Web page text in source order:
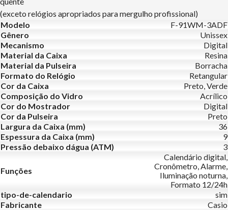
(exceto relógios apropriados para mergulho profissional)
Modelo
F-91WM-3ADF
Gênero
Unissex
Mecanismo
Digital
Material da Caixa
Resina
Material da Pulseira
Borracha
Formato do Relógio
Retangular
Cor da Caixa
Preto, Verde
Composição do Vidro
Acrílico
Cor do Mostrador
Digital
Cor da Pulseira
Preto
Largura da Caixa (mm)
36
Espessura da Caixa (mm)
9
Pressão debaixo dágua (ATM)
3
Funções
Calendário digital,
Cronômetro, Alarme,
Iluminação noturna,
Formato 12/24h
tipo-de-calendario
sim
Fabricante
Casio